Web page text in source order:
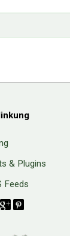
& Plugins
Feeds